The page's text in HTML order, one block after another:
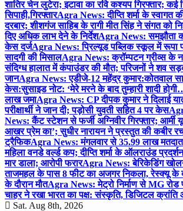
शातिर चेन लुटेरा; इटावा का रवि कश्यप गिरफ्तार; कई
सिपाही,गिरफ्तारAgra News: दीप्ति शर्मा के स्वागत
दरबार; शीशगंज साहिब के रागी मीत सिंह ने संगत को
दिए अधिक लाभ देने के निर्देशAgra News: समझौता
केस दर्जAgra News: प्रिल्यूड पब्लिक स्कूल में रूपा
सादगी की मिसालAgra News: क्रॉम्पटन ग्रीव्स के
संदिग्ध हालात में कंपाउंडर की मौत; परिजनों ने शव
जानAgra News: एडीजे-12 महेंद्र कुमार:कोतवाल
केस:सुसाइड नोट: ‘मेरे मरने के बाद तुम्हारी शादी
लाख जमाAgra News: CP दीपक कुमार ने दिलाई
परीक्षार्थी ने जान दी; पड़ोसी युवती सहित 4 पर केस
News: कैंट स्टेशन से फर्जी अग्निवीर गिरफ्तार; आर्मी
आखर प्रेम का’; सुधीर नारायन ने प्रस्तुत की कबीर
ट्रैफिकAgra News: मंगलवार से 35.99 लाख
महिला वनडे वर्ल्ड कप; दीप्ति शर्मा के ऑलराउंड
मार डाला; आरोपी फरारAgra News: बेरिकेडिंग
ताजमहल के पास 8 फीट का अजगर निकला, रेस्क्यू के
के दौरान मौतAgra News: मेट्रो निर्माण से MG
चाहर ने रखा भारत का पक्ष: संस्कृति, डिजिटल क्रांति
Sat. Aug 8th, 2026